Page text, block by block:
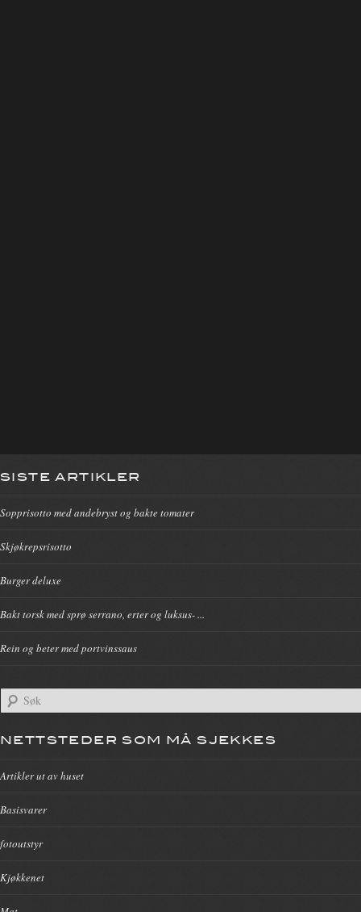
SISTE ARTIKLER
Sopprisotto med andebryst og bakte tomater
Skjøkrepsrisotto
Burger deluxe
Bakt torsk med sprø serrano, erter og luksus- ...
Rein og beter med portvinssaus
NETTSTEDER SOM MÅ SJEKKES
Artikler ut av huset
Basisvarer
fotoutstyr
Kjøkkenet